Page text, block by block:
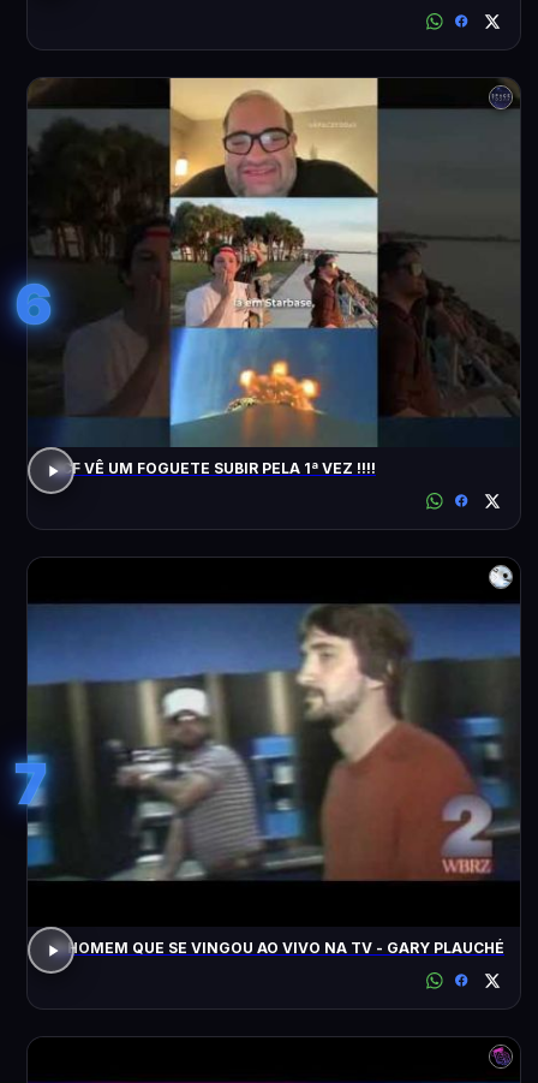
6
ACF VÊ UM FOGUETE SUBIR PELA 1ª VEZ !!!!
7
O HOMEM QUE SE VINGOU AO VIVO NA TV - GARY PLAUCHÉ